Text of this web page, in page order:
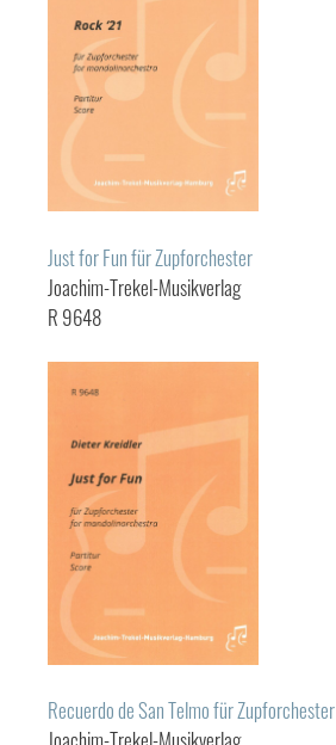
Just for Fun für Zupforchester
Joachim-Trekel-Musikverlag
R 9648
Recuerdo de San Telmo für Zupforchester